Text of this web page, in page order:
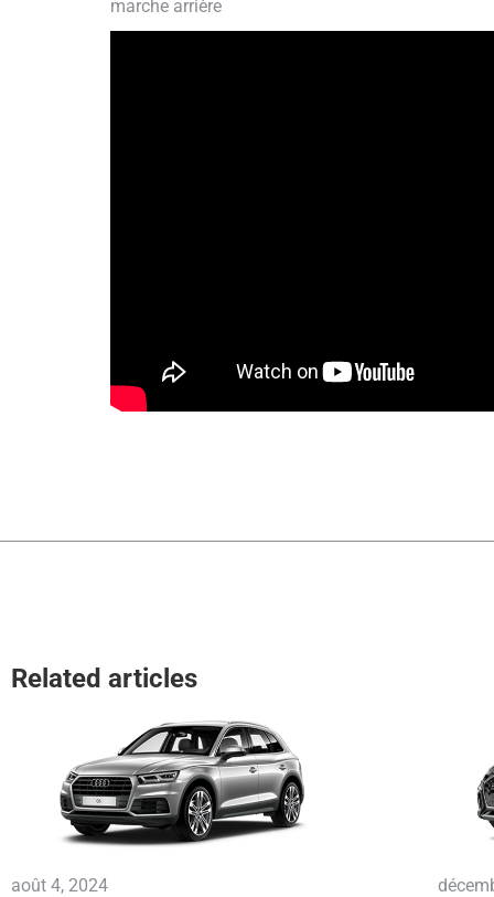
marche arrière
Related articles
août 4, 2024